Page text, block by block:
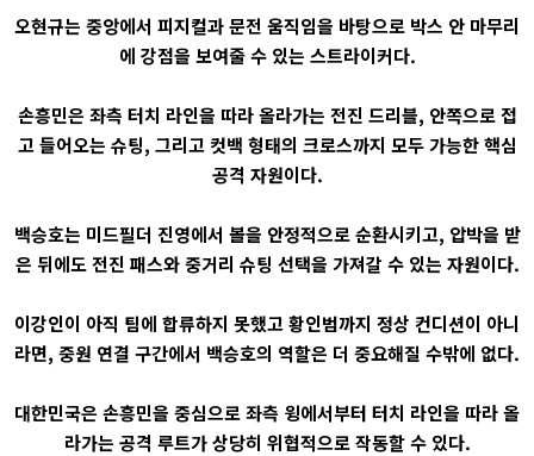
오현규는 중앙에서 피지컬과 문전 움직임을 바탕으로 박스 안 마무리
에 강점을 보여줄 수 있는 스트라이커다.
손흥민은 좌측 터치 라인을 따라 올라가는 전진 드리블, 안쪽으로 접
고 들어오는 슈팅, 그리고 컷백 형태의 크로스까지 모두 가능한 핵심
공격 자원이다.
백승호는 미드필더 진영에서 볼을 안정적으로 순환시키고, 압박을 받
은 뒤에도 전진 패스와 중거리 슈팅 선택을 가져갈 수 있는 자원이다.
이강인이 아직 팀에 합류하지 못했고 황인범까지 정상 컨디션이 아니
라면, 중원 연결 구간에서 백승호의 역할은 더 중요해질 수밖에 없다.
대한민국은 손흥민을 중심으로 좌측 윙에서부터 터치 라인을 따라 올
라가는 공격 루트가 상당히 위협적으로 작동할 수 있다.